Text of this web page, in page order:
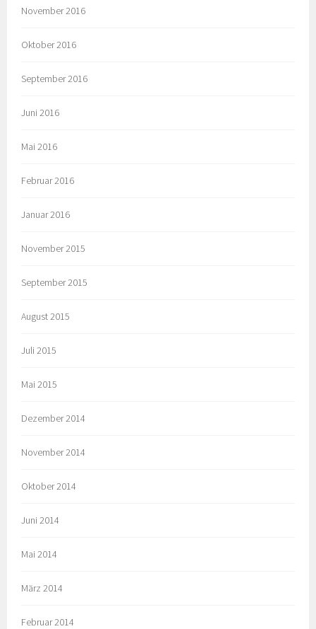
November 2016
Oktober 2016
September 2016
Juni 2016
Mai 2016
Februar 2016
Januar 2016
November 2015
September 2015
August 2015
Juli 2015
Mai 2015
Dezember 2014
November 2014
Oktober 2014
Juni 2014
Mai 2014
März 2014
Februar 2014